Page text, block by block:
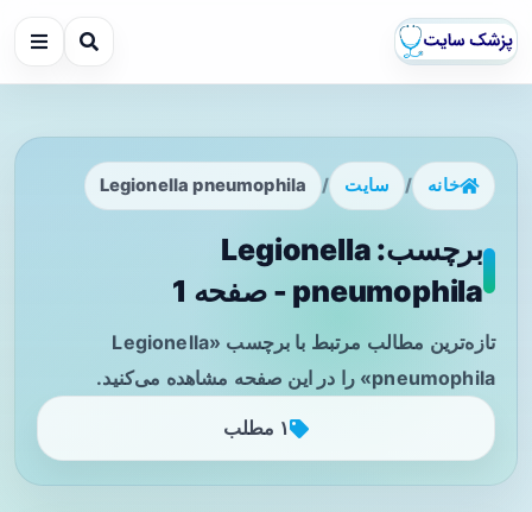
خانه / سایت /
Legionella pneumophila
برچسب: Legionella
pneumophila - صفحه 1
تازه‌ترین مطالب مرتبط با برچسب «Legionella
pneumophila» را در این صفحه مشاهده می‌کنید.
۱ مطلب